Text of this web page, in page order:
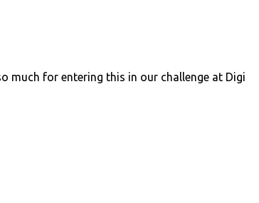
much for entering this in our challenge at Digi